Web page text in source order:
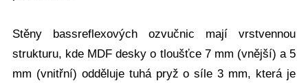
Stěny bassreflexových ozvučnic mají vrstvennou
strukturu, kde MDF desky o tloušťce 7 mm (vnější) a 5
mm (vnitřní) odděluje tuhá pryž o síle 3 mm, která je